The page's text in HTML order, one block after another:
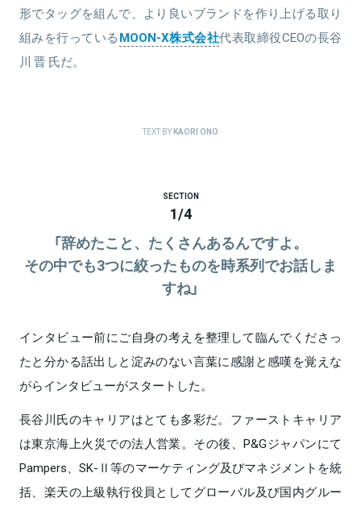
形でタッグを組んで、より良いブランドを作り上げる取り
組みを行っているMOON-X株式会社代表取締役CEOの長谷
川 晋 氏だ。
TEXT BYKAORI ONO
SECTION
1/4
「辞めたこと、たくさんあるんですよ。
その中でも3つに絞ったものを時系列でお話しま
すね」
インタビュー前にご自身の考えを整理して臨んでくださっ
たと分かる話出しと淀みのない言葉に感謝と感嘆を覚えな
がらインタビューがスタートした。
長谷川氏のキャリアはとても多彩だ。ファーストキャリア
は東京海上火災での法人営業。その後、P&Gジャパンにて
Pampers、SK-Ⅱ等のマーケティング及びマネジメントを統
括、楽天の上級執行役員としてグローバル及び国内グルー